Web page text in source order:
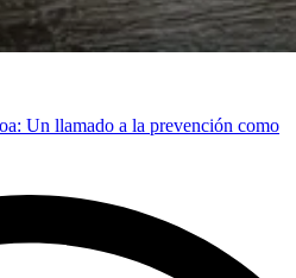
Un llamado a la prevención como